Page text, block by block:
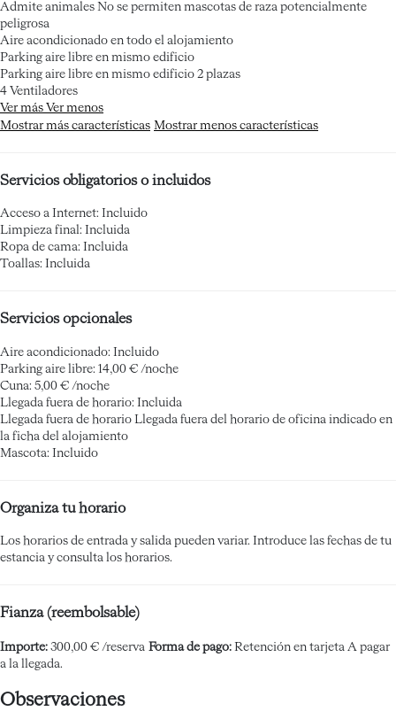
Admite animales No se permiten mascotas de raza potencialmente
peligrosa
Aire acondicionado en todo el alojamiento
Parking aire libre en mismo edificio
Parking aire libre en mismo edificio 2 plazas
4 Ventiladores
Ver más Ver menos
Mostrar más características Mostrar menos características
Servicios obligatorios o incluidos
Acceso a Internet: Incluido
Limpieza final: Incluida
Ropa de cama: Incluida
Toallas: Incluida
Servicios opcionales
Aire acondicionado: Incluido
Parking aire libre: 14,00 € /noche
Cuna: 5,00 € /noche
Llegada fuera de horario: Incluida
Llegada fuera de horario Llegada fuera del horario de oficina indicado en
la ficha del alojamiento
Mascota: Incluido
Organiza tu horario
Los horarios de entrada y salida pueden variar. Introduce las fechas de tu
estancia y consulta los horarios.
Fianza (reembolsable)
Importe: 300,00 € /reserva Forma de pago: Retención en tarjeta A pagar
a la llegada.
Observaciones